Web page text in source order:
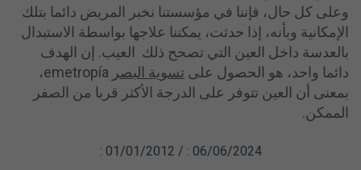
وعلى كل حال، فإننا في مؤسستنا نخبر المريض دائما بتلك
الإمكانية وبأنه، إذا حدثت، يمكننا علاجها بواسطة الاستبدال
بالعدسة داخل العين التي تصحح ذلك العيب. إن الهدف
دائما واحد، هو الحصول على تسوية البصر
emetropía،
بمعنى أن العين تتوفر على الدرجة الأكثر قربا من الصفر
الممكن.
: 01/01/2012 / : 06/06/2024